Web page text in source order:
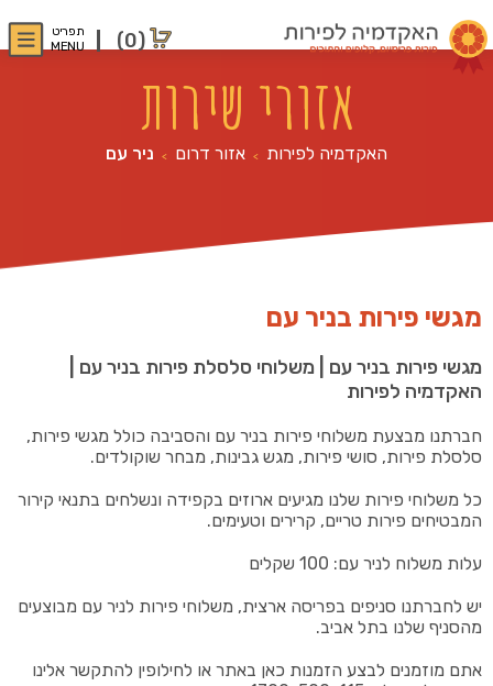
(0)
תפריט
MENU
אזורי שירות
האקדמיה לפירות > אזור דרום > ניר עם
מגשי פירות בניר עם
מגשי פירות בניר עם | משלוחי סלסלת פירות בניר עם |
האקדמיה לפירות
חברתנו מבצעת משלוחי פירות בניר עם והסביבה כולל מגשי פירות,
סלסלת פירות, סושי פירות, מגש גבינות, מבחר שוקולדים.
כל משלוחי פירות שלנו מגיעים ארוזים בקפידה ונשלחים בתנאי קירור
המבטיחים פירות טריים, קרירים וטעימים.
עלות משלוח לניר עם: 100 שקלים
יש לחברתנו סניפים בפריסה ארצית, משלוחי פירות לניר עם מבוצעים
מהסניף שלנו בתל אביב.
אתם מוזמנים לבצע הזמנות כאן באתר או לחילופין להתקשר אלינו